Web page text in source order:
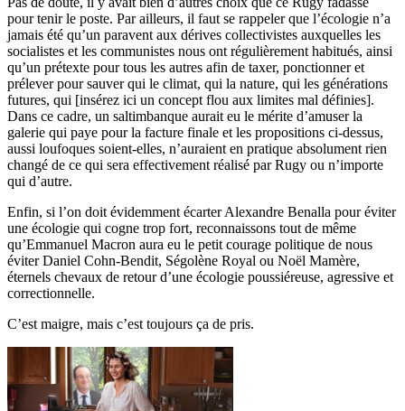
pour tenir le poste. Par ailleurs, il faut se rappeler que l’écologie n’a
jamais été qu’un paravent aux dérives collectivistes auxquelles les
socialistes et les communistes nous ont régulièrement habitués, ainsi
qu’un prétexte pour tous les autres afin de taxer, ponctionner et
prélever pour sauver qui le climat, qui la nature, qui les générations
futures, qui [insérez ici un concept flou aux limites mal définies].
Dans ce cadre, un saltimbanque aurait eu le mérite d’amuser la
galerie qui paye pour la facture finale et les propositions ci-dessus,
aussi loufoques soient-elles, n’auraient en pratique absolument rien
changé de ce qui sera effectivement réalisé par Rugy ou n’importe
qui d’autre.
Enfin, si l’on doit évidemment écarter Alexandre Benalla pour éviter
une écologie qui cogne trop fort, reconnaissons tout de même
qu’Emmanuel Macron aura eu le petit courage politique de nous
éviter Daniel Cohn-Bendit, Ségolène Royal ou Noël Mamère,
éternels chevaux de retour d’une écologie poussiéreuse, agressive et
correctionnelle.
C’est maigre, mais c’est toujours ça de pris.